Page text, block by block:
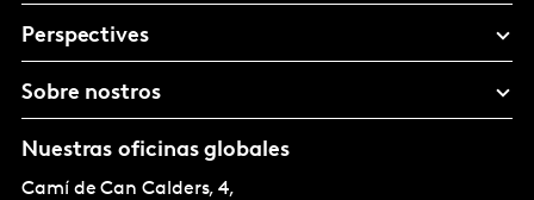
Perspectives
Sobre nostros
Nuestras oficinas globales
Camí de Can Calders, 4,